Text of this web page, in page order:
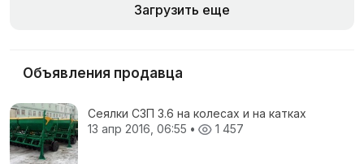
Загрузить еще
Объявления продавца
Сеялки СЗП 3.6 на колесах и на катках
13 апр 2016, 06:55 • 1 457